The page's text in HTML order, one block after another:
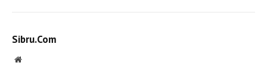
Sibru.Com
Website